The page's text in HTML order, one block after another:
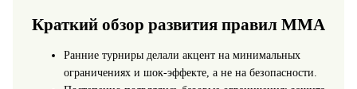
Краткий обзор развития правил ММА
Ранние турниры делали акцент на минимальных
ограничениях и шок‑эффекте, а не на безопасности.